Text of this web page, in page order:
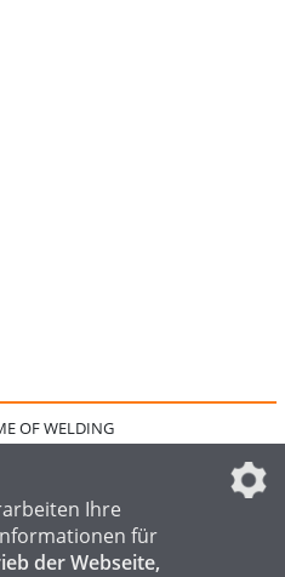
OF WELDING
IMPRESSUM
Ihre
für
der Webseite,